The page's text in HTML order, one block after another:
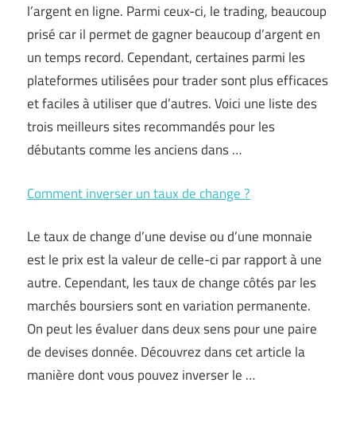
l’argent en ligne. Parmi ceux-ci, le trading, beaucoup
prisé car il permet de gagner beaucoup d’argent en
un temps record. Cependant, certaines parmi les
plateformes utilisées pour trader sont plus efficaces
et faciles à utiliser que d’autres. Voici une liste des
trois meilleurs sites recommandés pour les
débutants comme les anciens dans …
Comment inverser un taux de change ?
Le taux de change d’une devise ou d’une monnaie
est le prix est la valeur de celle-ci par rapport à une
autre. Cependant, les taux de change côtés par les
marchés boursiers sont en variation permanente.
On peut les évaluer dans deux sens pour une paire
de devises donnée. Découvrez dans cet article la
manière dont vous pouvez inverser le …